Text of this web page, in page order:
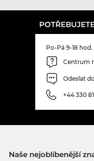
Po-Pá 9-18 hod.
Centrum
Odeslat
+44 330
Naše nejoblíbenější